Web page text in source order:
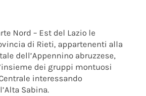
Nord – Est del Lazio le
di Rieti, appartenenti alla
dell’Appennino abruzzese,
dei gruppi montuosi
interessando
Sabina.